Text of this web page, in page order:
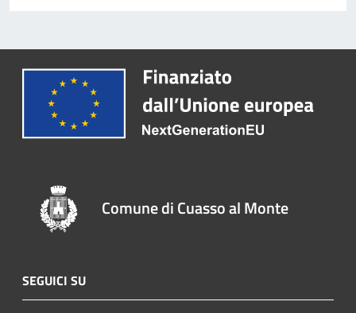
Comune di Cuasso al Monte
SEGUICI SU